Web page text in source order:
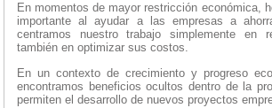
En momentos de mayor restricción económica,
importante al ayudar a las empresas a
centramos nuestro trabajo simplemente en
también en optimizar sus costos.
En un contexto de crecimiento y progreso
encontramos beneficios ocultos dentro de la
permiten el desarrollo de nuevos proyectos